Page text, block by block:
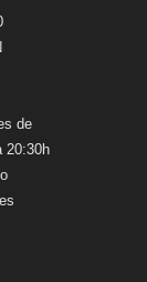
de
20:30h